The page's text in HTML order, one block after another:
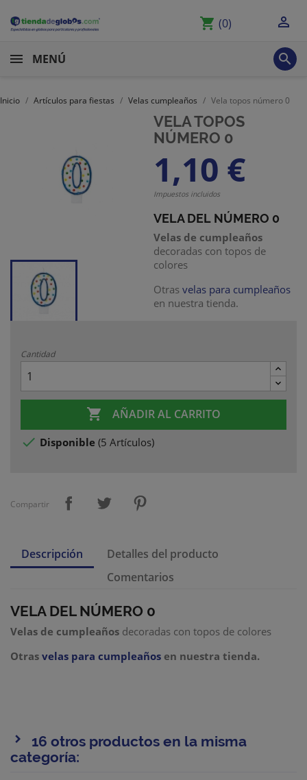
shopping_cart (0) 
MENÚ 
Inicio Artículos para fiestas Velas cumpleaños Vela topos número 0
VELA TOPOS
NÚMERO 0
1,10 €
Impuestos incluidos
VELA DEL NÚMERO 0
Velas de cumpleaños
decoradas con topos de
colores
Otras velas para cumpleaños
en nuestra tienda.
Cantidad
 AÑADIR AL CARRITO
 Disponible (5 Artículos)
Compartir
Descripción
Detalles del producto
Comentarios
VELA DEL NÚMERO 0
Velas de cumpleaños decoradas con topos de colores
Otras velas para cumpleaños en nuestra tienda.
16 otros productos en la misma
categoría: